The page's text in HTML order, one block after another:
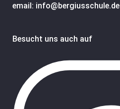
email: info@bergiusschule.de
Besucht uns auch auf